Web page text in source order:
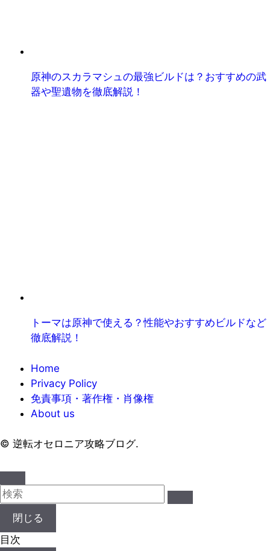
原神のスカラマシュの最強ビルドは？おすすめの武
器や聖遺物を徹底解説！
トーマは原神で使える？性能やおすすめビルドなど
徹底解説！
Home
Privacy Policy
免責事項・著作権・肖像権
About us
© 逆転オセロニア攻略ブログ.
閉じる
目次